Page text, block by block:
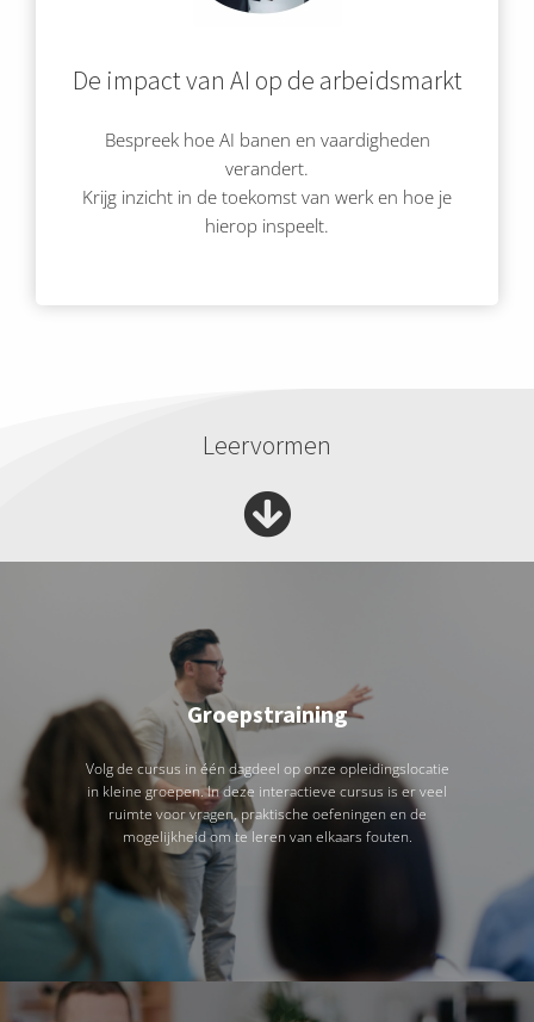
De impact van AI op de arbeidsmarkt
Bespreek hoe AI banen en vaardigheden
verandert.
Krijg inzicht in de toekomst van werk en hoe je
hierop inspeelt.
Leervormen
Groepstraining
Volg de cursus in één dagdeel op onze opleidingslocatie
in kleine groepen. In deze interactieve cursus is er veel
ruimte voor vragen, praktische oefeningen en de
mogelijkheid om te leren van elkaars fouten.